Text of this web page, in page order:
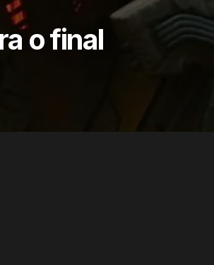
o final